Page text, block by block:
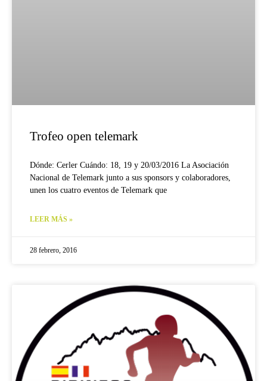
Trofeo open telemark
Dónde: Cerler Cuándo: 18, 19 y 20/03/2016 La Asociación
Nacional de Telemark junto a sus sponsors y colaboradores,
unen los cuatro eventos de Telemark que
LEER MÁS »
28 febrero, 2016